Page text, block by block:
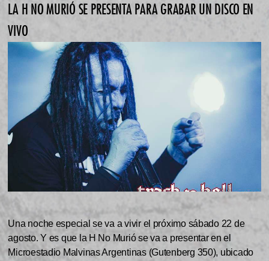
LA H NO MURIÓ SE PRESENTA PARA GRABAR UN DISCO EN
VIVO
Una noche especial se va a vivir el próximo sábado 22 de
agosto. Y es que la H No Murió se va a presentar en el
Microestadio Malvinas Argentinas (Gutenberg 350), ubicado